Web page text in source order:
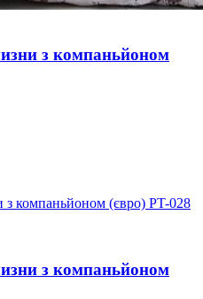
з компаньйоном
з компаньйоном